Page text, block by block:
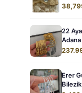
22
Erer